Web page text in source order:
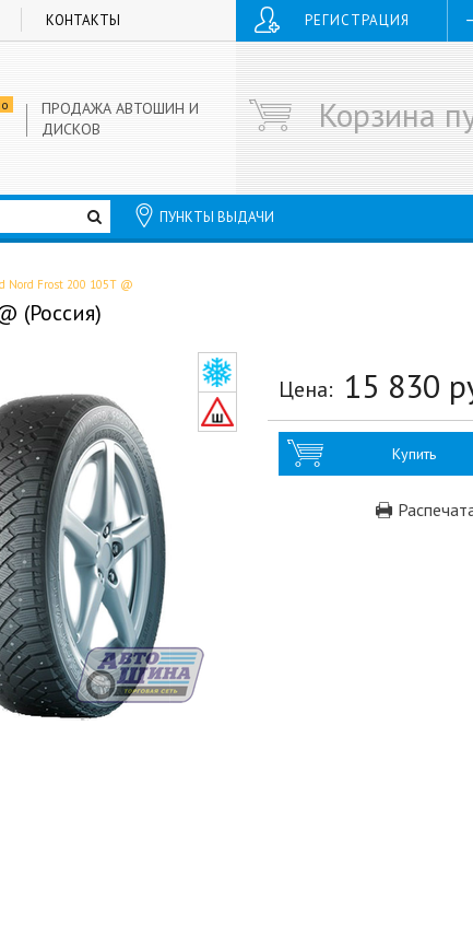
КОНТАКТЫ РЕГИСТРАЦИЯ
ПРОДАЖА АВТОШИН И
ДИСКОВ
Корзина
ПУНКТЫ ВЫДАЧИ
Nord Frost 200 105T @
(Россия)
Цена: 15 830
Купить